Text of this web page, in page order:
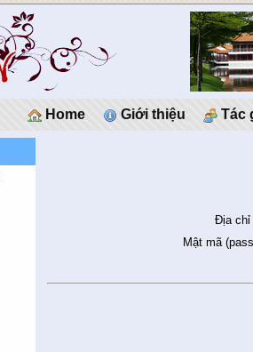
Home Giới thiệu Tác
Địa chỉ
Mật mã